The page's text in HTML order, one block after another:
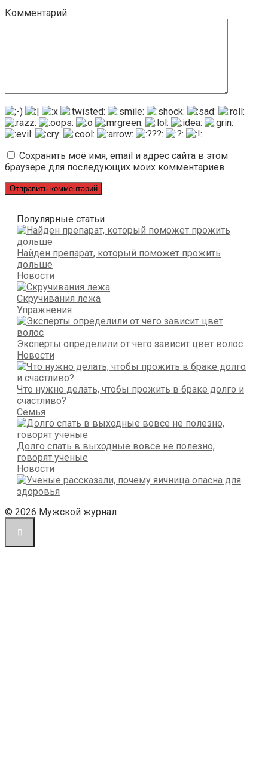
Комментарий
Сохранить моё имя, email и адрес сайта в этом
браузере для последующих моих комментариев.
Популярные статьи
Найден препарат, который поможет прожить
дольше
Новости
Скручивания лежа
Упражнения
Эксперты определили от чего зависит цвет волос
Новости
Что нужно делать, чтобы прожить в браке долго и
счастливо?
Семья
Долго спать в выходные вовсе не полезно,
говорят ученые
Новости
© 2026 Мужской журнал